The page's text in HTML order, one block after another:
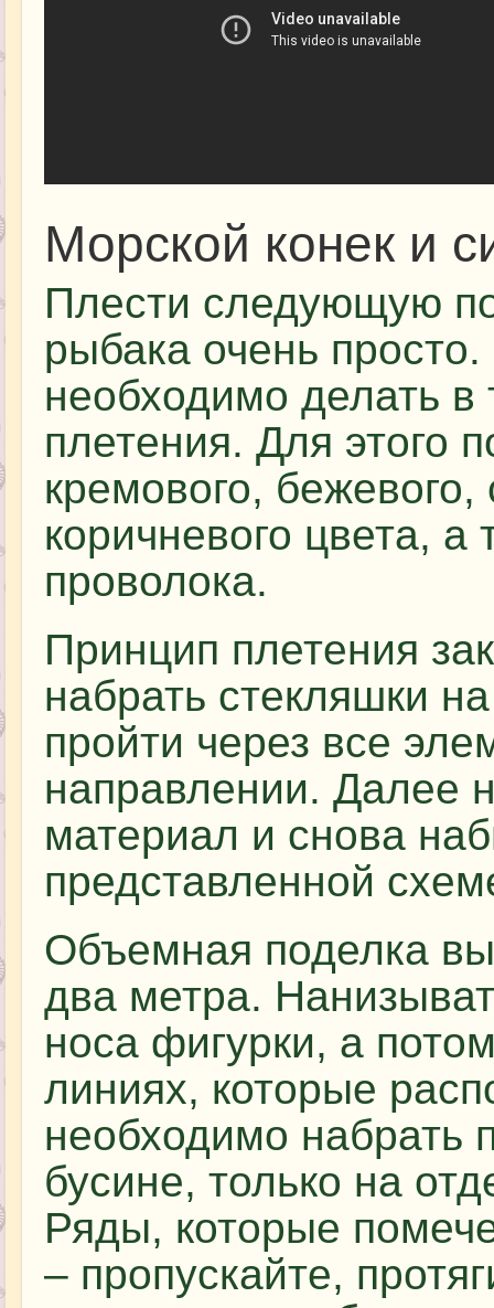
Морской конек и
Плести следующую
рыбака очень
необходимо делать в
плетения. Для этого
кремового, бежевого,
коричневого цвета, а
проволока.
Принцип плетения
набрать стекляшки
пройти через все
направлении. Далее
материал и снова
представленной
Объемная поделка
два метра.
носа фигурки, а
линиях, которые
необходимо набрать
бусине, только на
Ряды, которые
– пропускайте,